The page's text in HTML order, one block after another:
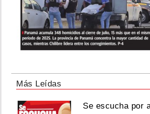
Más Leídas
Se escucha por